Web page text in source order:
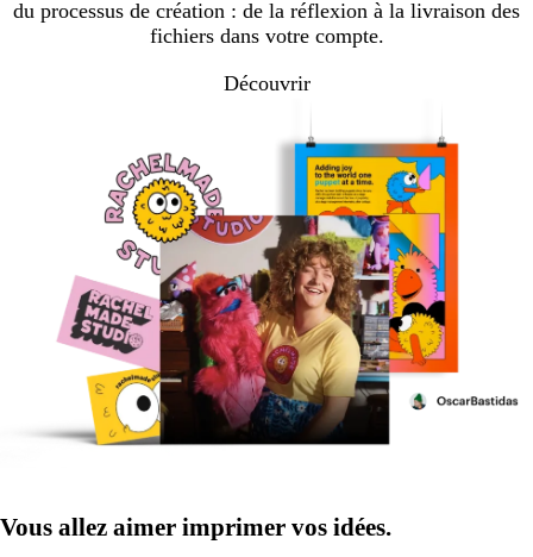
du processus de création : de la réflexion à la livraison des
fichiers dans votre compte.
Découvrir
Vous allez aimer imprimer vos idées.